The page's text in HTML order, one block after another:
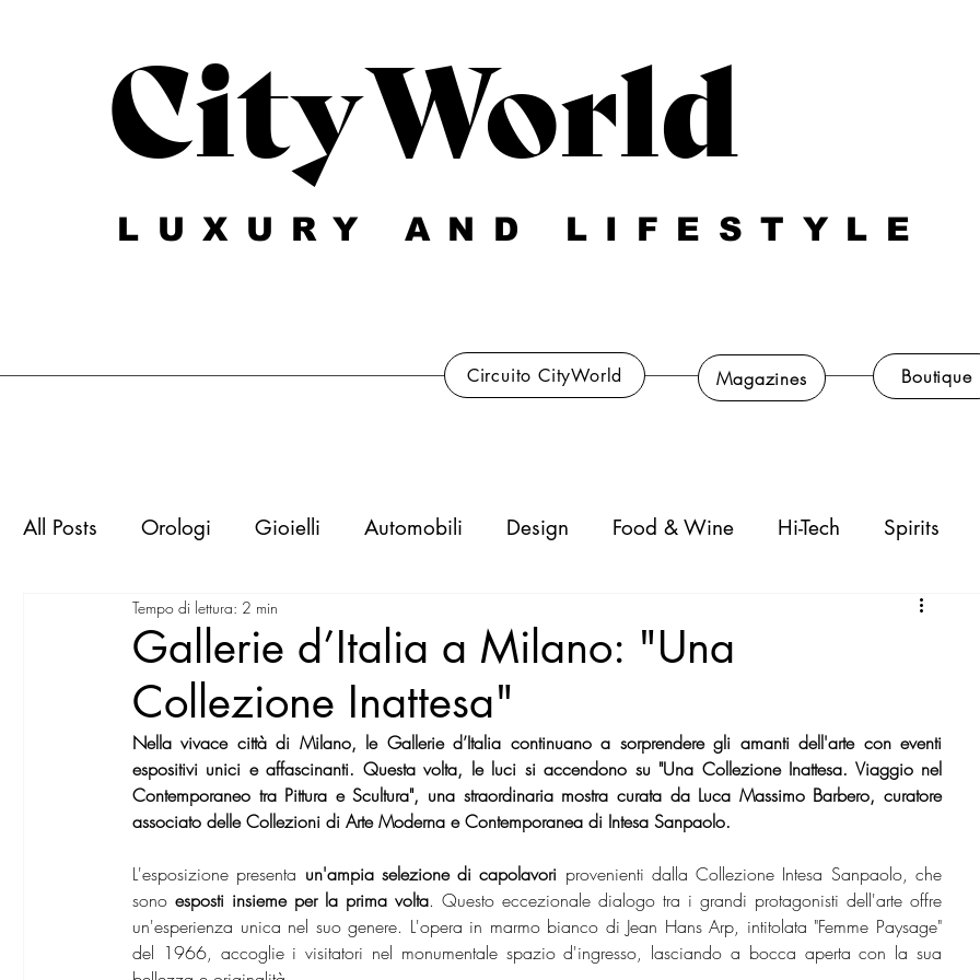
CityWorld
LUXURY AND LIFESTYLE
Magazines Boutique
Circuito CityWorld
All Posts Orologi Gioielli Automobili Design Food & Wine Hi-Tech Spirits
Libri & Books Sportive d'epoca Personaggi
Exclusive Places Gallerie Mostre Moda Donna/Uomo
MilanoWorld Shopping Guide RomaWorld Shopping Guide VeneziaWorld Shopping
FirenzeWorld Shopping Guide NapoliWorld Shopping Guide CapriWorld Shopping Guide
milano world confidential
Gallerie d’Italia a Milano: "Una
Collezione Inattesa"
Tempo di lettura: 2 min
Nella vivace città di Milano, le Gallerie d’Italia continuano a sorprendere gli amanti dell'arte con eventi
espositivi unici e affascinanti. Questa volta, le luci si accendono su "Una Collezione Inattesa. Viaggio nel
Contemporaneo tra Pittura e Scultura", una straordinaria mostra curata da Luca Massimo Barbero, curatore
associato delle Collezioni di Arte Moderna e Contemporanea di Intesa Sanpaolo.
L'esposizione presenta un'ampia selezione di capolavori provenienti dalla Collezione Intesa Sanpaolo, che
sono esposti insieme per la prima volta. Questo eccezionale dialogo tra i grandi protagonisti dell'arte offre
un'esperienza unica nel suo genere. L'opera in marmo bianco di Jean Hans Arp, intitolata "Femme Paysage"
del 1966, accoglie i visitatori nel monumentale spazio d'ingresso, lasciando a bocca aperta con la sua